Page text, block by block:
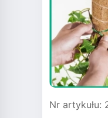
Nr artykułu: